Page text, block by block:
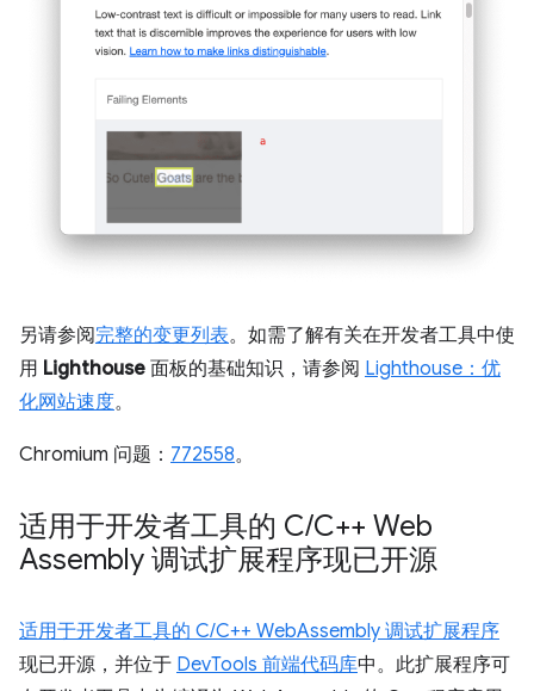
另请参阅完整的变更列表。如需了解有关在开发者工具中使
用 Lighthouse 面板的基础知识，请参阅 Lighthouse：优
化网站速度。
Chromium 问题： 772558。
适用于开发者工具的 C/C++ Web
Assembly 调试扩展程序现已开源
适用于开发者工具的 C/C++ WebAssembly 调试扩展程序
现已开源，并位于 DevTools 前端代码库中。此扩展程序可